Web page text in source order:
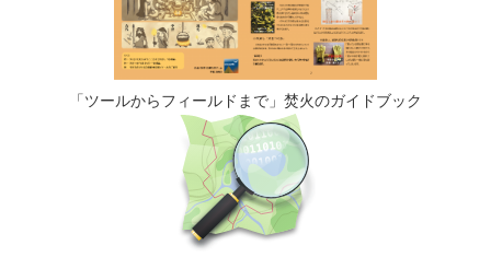
「ツールからフィールドまで」焚火のガイドブック